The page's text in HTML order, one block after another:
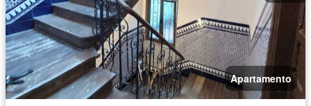
Apartamento